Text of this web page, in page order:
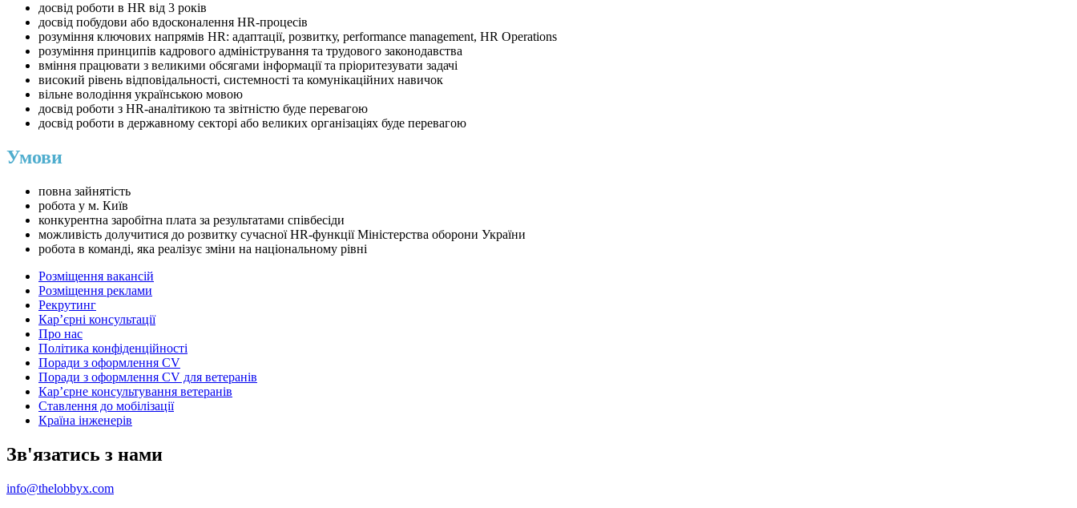
досвід роботи в HR від 3 років
досвід побудови або вдосконалення HR-процесів
розуміння ключових напрямів HR: адаптації, розвитку, performance management, HR Operations
розуміння принципів кадрового адміністрування та трудового законодавства
вміння працювати з великими обсягами інформації та пріоритезувати задачі
високий рівень відповідальності, системності та комунікаційних навичок
вільне володіння українською мовою
досвід роботи з HR-аналітикою та звітністю буде перевагою
досвід роботи в державному секторі або великих організаціях буде перевагою
Умови
повна зайнятість
робота у м. Київ
конкурентна заробітна плата за результатами співбесіди
можливість долучитися до розвитку сучасної HR-функції Міністерства оборони України
робота в команді, яка реалізує зміни на національному рівні
Розміщення вакансій
Розміщення реклами
Рекрутинг
Карʼєрні консультації
Про нас
Політика конфіденційності
Поради з оформлення CV
Поради з оформлення CV для ветеранів
Карʼєрне консультування ветеранів
Ставлення до мобілізації
Країна інженерів
Зв'язатись з нами
info@thelobbyx.com